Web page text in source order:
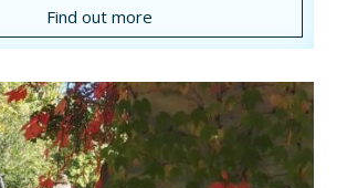
Find out more